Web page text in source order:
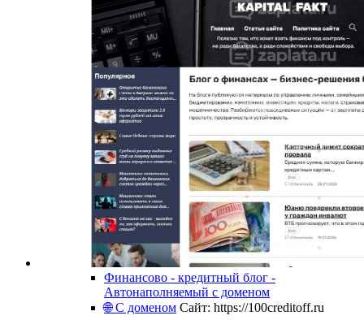
Финансово - кредитный блог -
Автонаполняемый с доменом
🌐 С доменом Сайт: https://100creditoff.ru